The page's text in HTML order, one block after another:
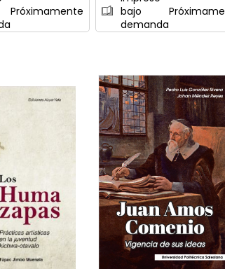
Próximamente
bajo
demanda